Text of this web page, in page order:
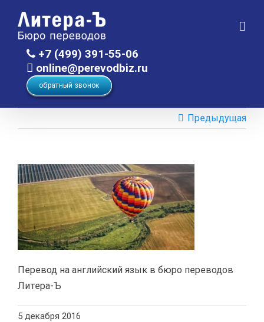
content
+7 (499) 391-55-06
online@perevodbiz.ru
обратный звонок
Предыдущая
Перевод на английский язык в бюро переводов
Литера-Ъ
5 декабря 2016